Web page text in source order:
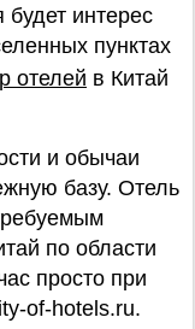
будет интерес
пунктах
отелей в Китай
и обычаи
базу. Отель
по области
просто при
of-hotels.ru.